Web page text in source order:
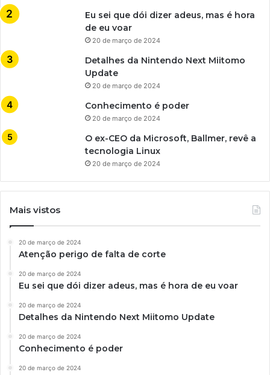
Eu sei que dói dizer adeus, mas é hora
de eu voar
20 de março de 2024
Detalhes da Nintendo Next Miitomo
Update
20 de março de 2024
Conhecimento é poder
20 de março de 2024
O ex-CEO da Microsoft, Ballmer, revê a
tecnologia Linux
20 de março de 2024
Mais vistos
20 de março de 2024
Atenção perigo de falta de corte
20 de março de 2024
Eu sei que dói dizer adeus, mas é hora de eu voar
20 de março de 2024
Detalhes da Nintendo Next Miitomo Update
20 de março de 2024
Conhecimento é poder
20 de março de 2024